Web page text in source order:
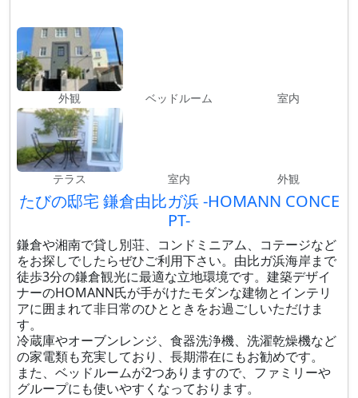
外観 ベッドルーム 室内
テラス 室内 外観
たびの邸宅 鎌倉由比ガ浜 -HOMANN CONCE
PT-
鎌倉や湘南で貸し別荘、コンドミニアム、コテージなど
をお探しでしたらぜひご利用下さい。由比ガ浜海岸まで
徒歩3分の鎌倉観光に最適な立地環境です。建築デザイ
ナーのHOMANN氏が手がけたモダンな建物とインテリ
アに囲まれて非日常のひとときをお過ごしいただけま
す。
冷蔵庫やオーブンレンジ、食器洗浄機、洗濯乾燥機など
の家電類も充実しており、長期滞在にもお勧めです。
また、ベッドルームが2つありますので、ファミリーや
グループにも使いやすくなっております。